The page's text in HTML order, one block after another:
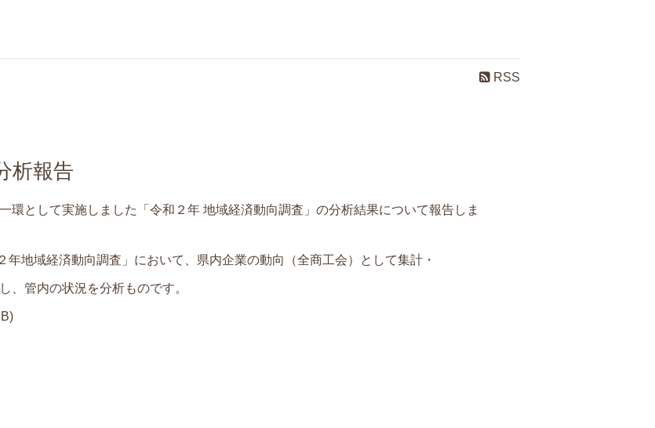
RSS
析報告
環として実施しました「令和２年 地域経済動向調査」の分析結果について報告しま
地域経済動向調査」において、県内企業の動向（全商工会）として集計・
、管内の状況を分析ものです。